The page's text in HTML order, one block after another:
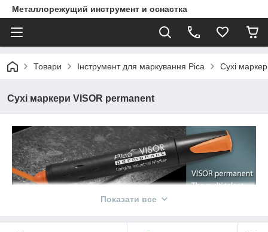
Металлорежущий инструмент и оснастка
Товари Інструмент для маркування Pica Сухі
Сухі маркери VISOR permanent
Показати все